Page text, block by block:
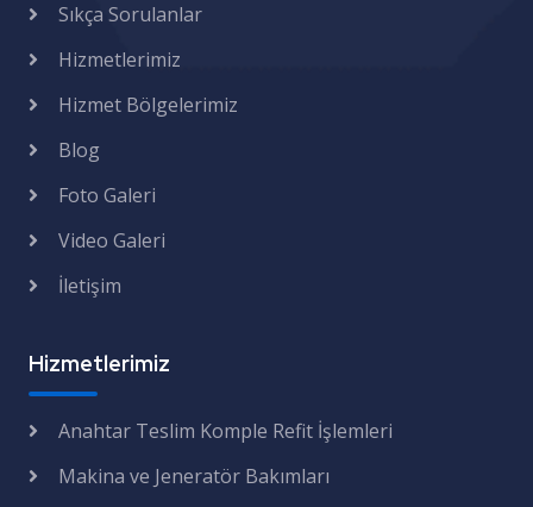
Sıkça Sorulanlar
Hizmetlerimiz
Hizmet Bölgelerimiz
Blog
Foto Galeri
Video Galeri
İletişim
Hizmetlerimiz
Anahtar Teslim Komple Refit İşlemleri
Makina ve Jeneratör Bakımları